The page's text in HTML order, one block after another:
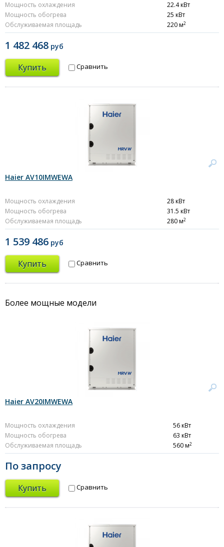
Мощность охлаждения
22.4 кВт
Мощность обогрева
25 кВт
Обслуживаемая площадь
220 м2
1 482 468 руб
Купить Сравнить
Haier AV10IMWEWA
Мощность охлаждения
28 кВт
Мощность обогрева
31.5 кВт
Обслуживаемая площадь
280 м2
1 539 486 руб
Купить Сравнить
Более мощные модели
Haier AV20IMWEWA
Мощность охлаждения
56 кВт
Мощность обогрева
63 кВт
Обслуживаемая площадь
560 м2
По запросу
Купить Сравнить